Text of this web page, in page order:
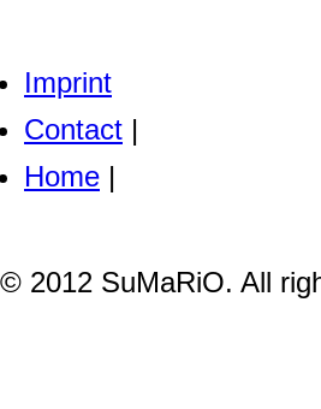
Imprint
Contact |
Home |
© 2012 SuMaRiO. All